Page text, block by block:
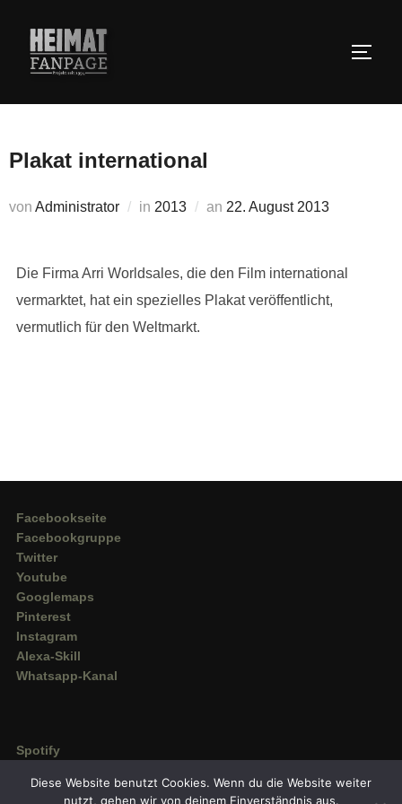
Inhalt
springen
Plakat international
von Administrator in 2013 an Veröffentlicht
22. August 2013
Die Firma Arri Worldsales, die den Film international
vermarktet, hat ein spezielles Plakat veröffentlicht,
vermutlich für den Weltmarkt.
Facebookseite
Facebookgruppe
Twitter
Youtube
Googlemaps
Pinterest
Instagram
Alexa-Skill
Whatsapp-Kanal
Spotify
Amazon Music
Diese Website benutzt Cookies. Wenn du die Website weiter
nutzt, gehen wir von deinem Einverständnis aus.